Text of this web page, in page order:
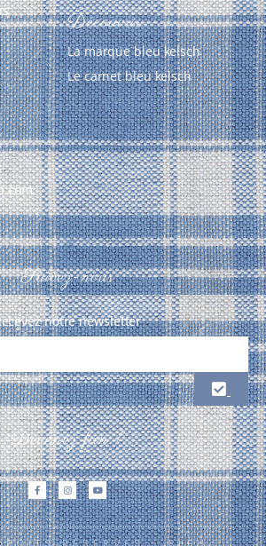
Découvrir
La marque bleu kelsch
Le carnet bleu kelsch
Suivez-nous
notre newsletter
Devenez fan !